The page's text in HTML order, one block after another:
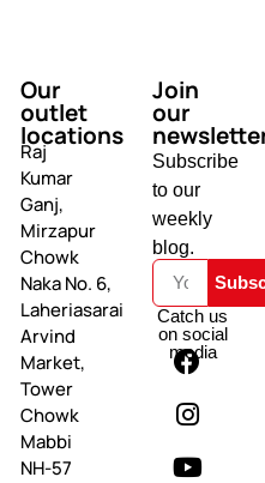
Our
outlet
locations
Raj
Kumar
Ganj,
Mirzapur
Chowk
Naka No. 6,
Laheriasarai
Arvind
Market,
Tower
Chowk
Mabbi
NH-57
Join
our
Subscribe
to our
weekly
blog.
Catch us
on social
media